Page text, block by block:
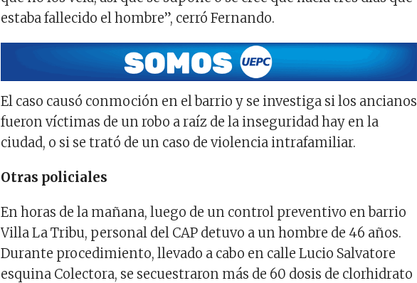
estaba fallecido el hombre”, cerró Fernando.
El caso causó conmoción en el barrio y se investiga si los ancianos
fueron víctimas de un robo a raíz de la inseguridad hay en la
ciudad, o si se trató de un caso de violencia intrafamiliar.
Otras policiales
En horas de la mañana, luego de un control preventivo en barrio
Villa La Tribu, personal del CAP detuvo a un hombre de 46 años.
Durante procedimiento, llevado a cabo en calle Lucio Salvatore
esquina Colectora, se secuestraron más de 60 dosis de clorhidrato